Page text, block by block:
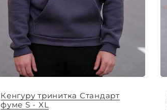
Кенгуру тринитка Стандарт
фуме S - XL